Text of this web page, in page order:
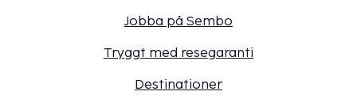
Jobba på Sembo
Tryggt med resegaranti
Destinationer